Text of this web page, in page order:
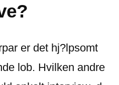
er det hj?lpsomt
lob. Hvilken andre